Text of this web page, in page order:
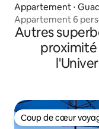
Appartement ⋅
Appartement 6
Autres
proximité
Coup de cœur
Coup de cœur